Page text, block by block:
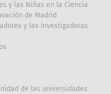
y las Niñas en la Ciencia
de Madrid
y las Investigadoras
de las universidades